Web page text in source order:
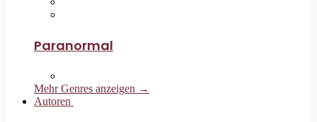
Paranormal
Mehr Genres anzeigen →
Autoren